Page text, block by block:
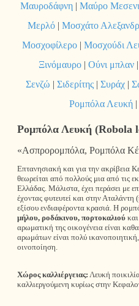
Μαυροδάφνη | Μαύρο
Μερλό | Μοσχάτο
Μοσχοφίλερο| Μοσχούδι
Ξινόμαυρο| Ούνι μπλαν|
Σενζώ | Σιδερίτης | Συράχ |
Ρομπόλα Λευκή|
Ρομπόλα Λευκή (Robola
«Ασπρορομπόλα, Ρομπόλα
Επτανησιακή και για την ακρίβεια
θεωρείται από πολλούς μια από τις
Ελλάδας. Μάλιστα, έχει περάσει με
έχοντας φυτευτεί και στην
εξίσου ενδιαφέροντα κρασιά. Η
μήλου, ροδάκινου, πορτοκαλιού και
αρωματική της οικογένεια είναι
αρωμάτων είναι πολύ
οινοποίηση.
Χώρος καλλιέργειας: Λευκή
καλλιεργούμενη κυρίως στην